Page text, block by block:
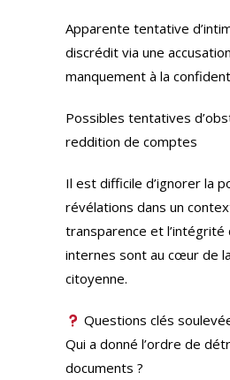
Apparente tentative
discrédit via une
manquement à la
Possibles tentatives
reddition de comptes
Il est difficile d’ignorer la
révélations dans un
transparence et l’intégrité
internes sont au cœur de
citoyenne.
Questions clés
Qui a donné l’ordre de
documents ?